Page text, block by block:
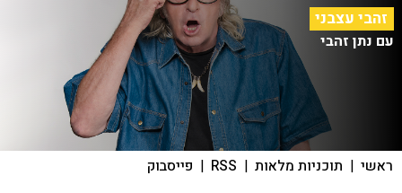
זהבי עצבני
עם נתן זהבי
ראשי | תוכניות מלאות |
RSS
| פייסבוק